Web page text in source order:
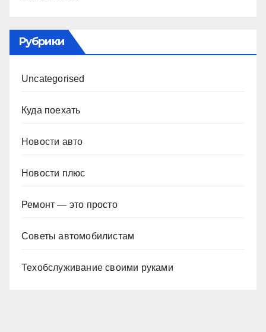
Рубрики
Uncategorised
Куда поехать
Новости авто
Новости плюс
Ремонт — это просто
Советы автомобилистам
Техобслуживание своими руками